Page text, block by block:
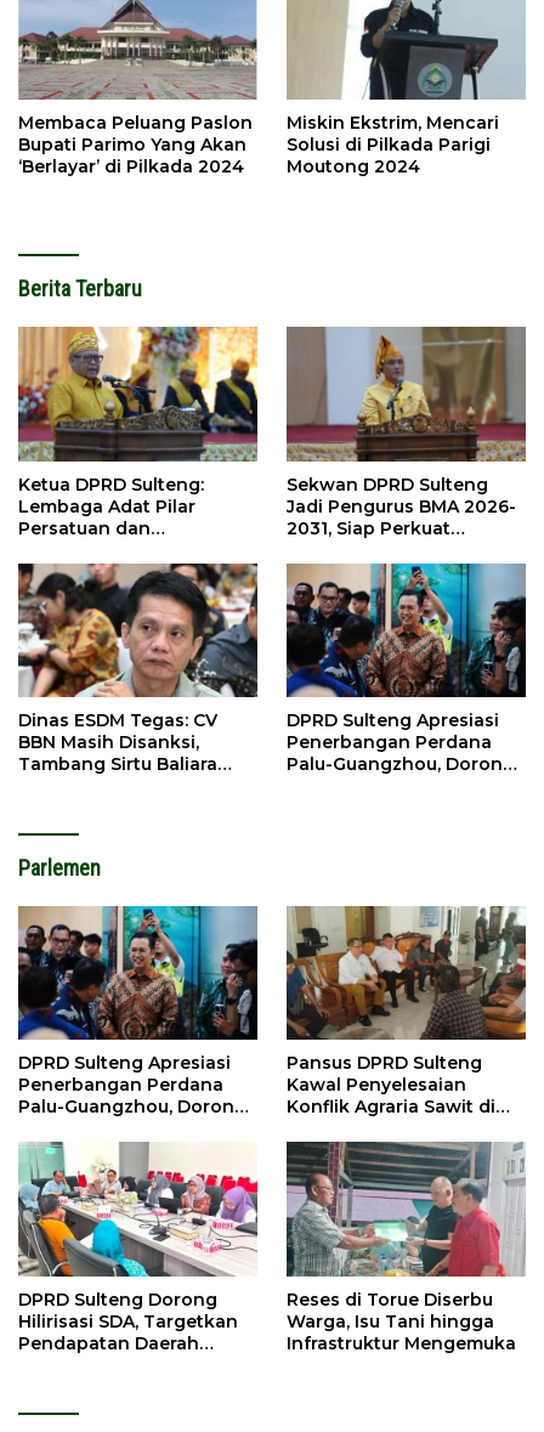
Membaca Peluang Paslon
Bupati Parimo Yang Akan
‘Berlayar’ di Pilkada 2024
Miskin Ekstrim, Mencari
Solusi di Pilkada Parigi
Moutong 2024
Berita Terbaru
Ketua DPRD Sulteng:
Lembaga Adat Pilar
Persatuan dan
Sekwan DPRD Sulteng
Jadi Pengurus BMA 2026-
2031, Siap Perkuat
Dinas ESDM Tegas: CV
BBN Masih Disanksi,
Tambang Sirtu Baliara
DPRD Sulteng Apresiasi
Penerbangan Perdana
Palu-Guangzhou, Dorong
Parlemen
DPRD Sulteng Apresiasi
Penerbangan Perdana
Palu-Guangzhou, Dorong
Pansus DPRD Sulteng
Kawal Penyelesaian
Konflik Agraria Sawit di
DPRD Sulteng Dorong
Hilirisasi SDA, Targetkan
Pendapatan Daerah
Reses di Torue Diserbu
Warga, Isu Tani hingga
Infrastruktur Mengemuka